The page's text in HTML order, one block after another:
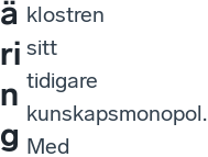
ä
ri
n
g
klostren
sitt
tidigare
kunskapsmonopol.
Med